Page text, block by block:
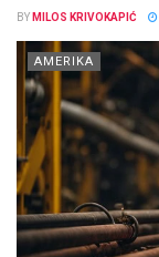
BY MILOS KRIVOKAPIĆ
AMERIKA